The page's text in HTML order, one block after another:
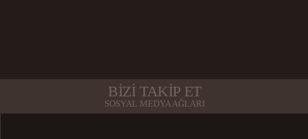
BİZİ TAKİP ET
SOSYAL MEDYA AĞLARI